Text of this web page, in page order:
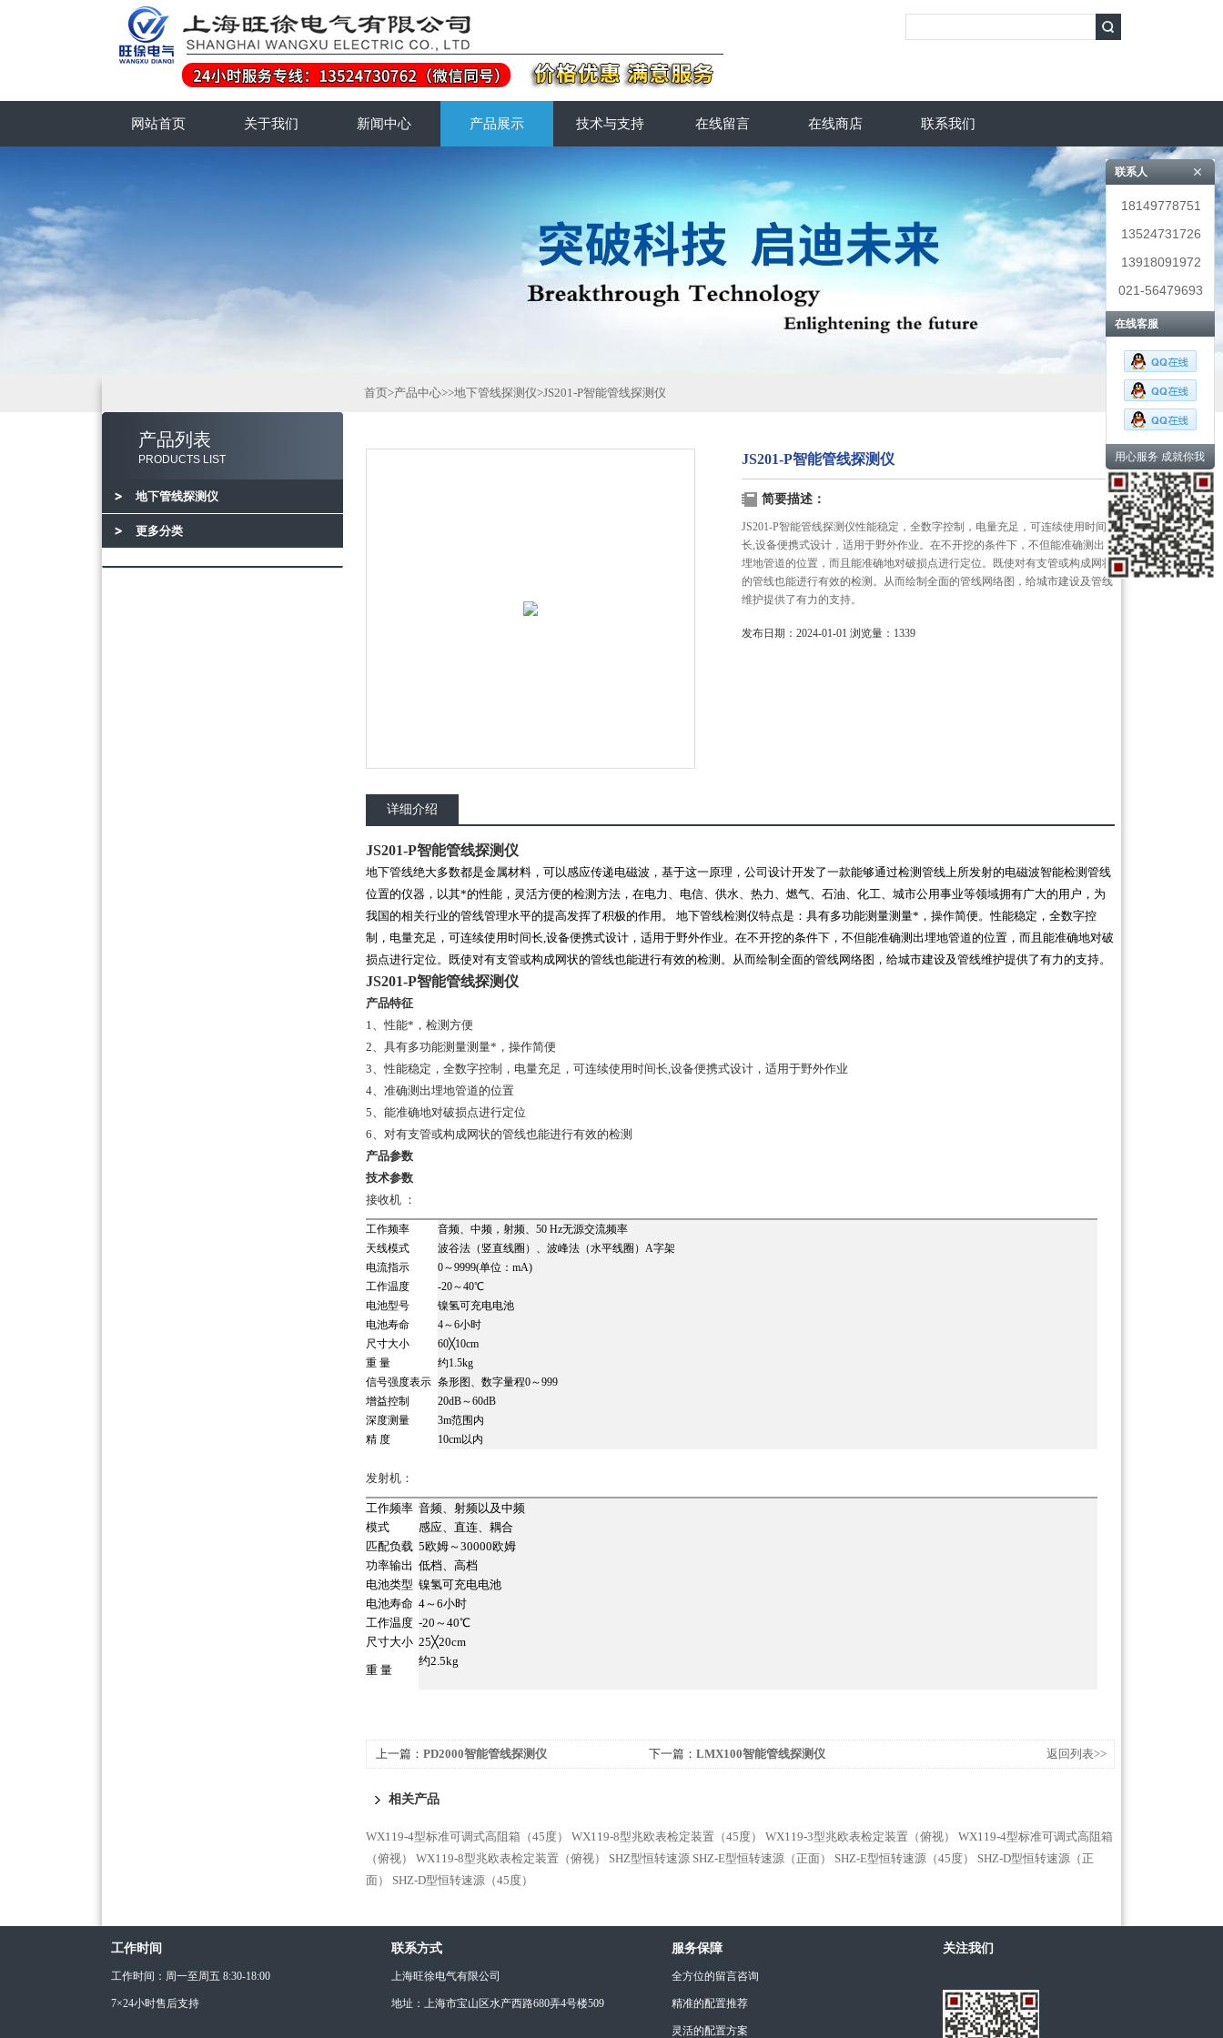
网站首页 关于我们 新闻中心 产品展示 技术与支持 在线留言 在线商店 联系我们
产品列表
PRODUCTS LIST
地下管线探测仪
更多分类
首页>产品中心>>地下管线探测仪>JS201-P智能管线探测仪
JS201-P智能管线探测仪
简要描述：
JS201-P智能管线探测仪性能稳定，全数字控制，电量充足，可连续使用时间
长,设备便携式设计，适用于野外作业。在不开挖的条件下，不但能准确测出
埋地管道的位置，而且能准确地对破损点进行定位。既使对有支管或构成网状
的管线也能进行有效的检测。从而绘制全面的管线网络图，给城市建设及管线
维护提供了有力的支持。
发布日期：2024-01-01 浏览量：1339
详细介绍
JS201-P智能管线探测仪
地下管线绝大多数都是金属材料，可以感应传递电磁波，基于这一原理，公司设计开发了一款能够通过检测管线上所发射的电磁波智能检测管线
位置的仪器，以其*的性能，灵活方便的检测方法，在电力、电信、供水、热力、燃气、石油、化工、城市公用事业等领域拥有广大的用户，为
我国的相关行业的管线管理水平的提高发挥了积极的作用。 地下管线检测仪特点是：具有多功能测量测量*，操作简便。性能稳定，全数字控
制，电量充足，可连续使用时间长,设备便携式设计，适用于野外作业。在不开挖的条件下，不但能准确测出埋地管道的位置，而且能准确地对破
损点进行定位。既使对有支管或构成网状的管线也能进行有效的检测。从而绘制全面的管线网络图，给城市建设及管线维护提供了有力的支持。
JS201-P智能管线探测仪
产品特征
1、性能*，检测方便
2、具有多功能测量测量*，操作简便
3、性能稳定，全数字控制，电量充足，可连续使用时间长,设备便携式设计，适用于野外作业
4、准确测出埋地管道的位置
5、能准确地对破损点进行定位
6、对有支管或构成网状的管线也能进行有效的检测
产品参数
技术参数
接收机 ：
工作频率
音频、中频，射频、50 Hz无源交流频率
天线模式
波谷法（竖直线圈）、波峰法（水平线圈）A字架
电流指示
0～9999(单位：mA)
工作温度
-20～40℃
电池型号
镍氢可充电电池
电池寿命
4～6小时
尺寸大小
60╳10cm
重 量
约1.5kg
信号强度表示 条形图、数字量程0～999
增益控制
20dB～60dB
深度测量
3m范围内
精 度
10cm以内
发射机：
工作频率 音频、射频以及中频
模式
感应、直连、耦合
匹配负载 5欧姆～30000欧姆
功率输出 低档、高档
电池类型 镍氢可充电电池
电池寿命 4～6小时
工作温度 -20～40℃
尺寸大小 25╳20cm
重 量
约2.5kg
上一篇： PD2000智能管线探测仪 下一篇： LMX100智能管线探测仪 返回列表>>
相关产品
WX119-4型标准可调式高阻箱（45度） WX119-8型兆欧表检定装置（45度） WX119-3型兆欧表检定装置（俯视）
WX119-4型标准可调式高阻箱
（俯视）
WX119-8型兆欧表检定装置（俯视） SHZ型恒转速源 SHZ-E型恒转速源（正面） SHZ-E型恒转速源（45度）
SHZ-D型恒转速源（正
面）
SHZ-D型恒转速源（45度）
工作时间
工作时间：周一至周五 8:30-18:00
7×24小时售后支持
联系方式
上海旺徐电气有限公司
地址：上海市宝山区水产西路680弄4号楼509
服务保障
全方位的留言咨询
精准的配置推荐
灵活的配置方案
关注我们
联系人
18149778751
13524731726
13918091972
021-56479693
在线客服
用心服务 成就你我